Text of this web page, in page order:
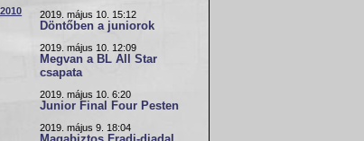
2019. május 10. 15:12
Döntőben a juniorok
2019. május 10. 12:09
Megvan a BL All Star
csapata
2019. május 10. 6:20
Junior Final Four Pesten
2019. május 9. 18:04